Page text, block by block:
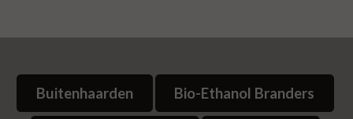
Buitenhaarden Bio-Ethanol Branders